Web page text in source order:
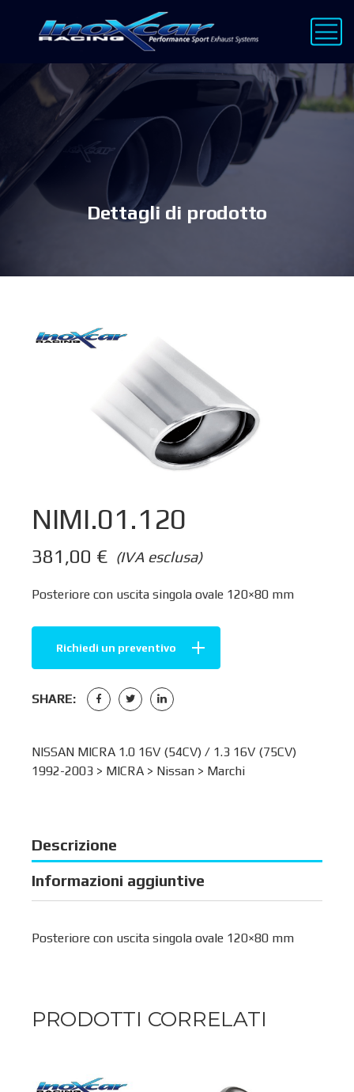
Dettagli di prodotto
NIMI.01.120
(IVA esclusa)
381,00 €
Posteriore con uscita singola ovale 120×80 mm
Richiedi un preventivo
SHARE:
NISSAN MICRA 1.0 16V (54CV) / 1.3 16V (75CV)
1992-2003 > MICRA > Nissan > Marchi
Descrizione
Informazioni aggiuntive
Posteriore con uscita singola ovale 120×80 mm
PRODOTTI CORRELATI